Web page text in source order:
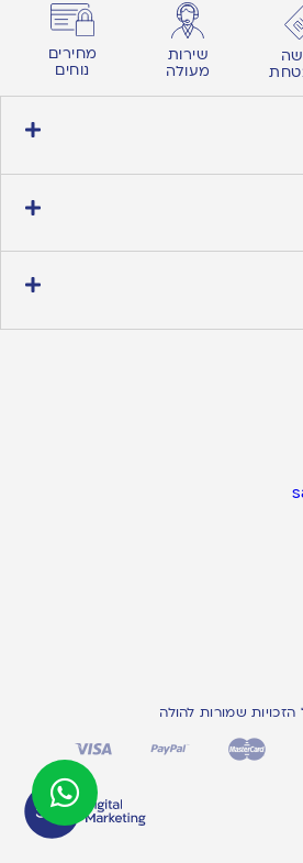
שירות
מעולה
מחירים
נוחים
שמורות להולה